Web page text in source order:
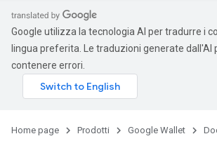
Google utilizza la tecnologia AI per tradurre i
lingua preferita. Le traduzioni generate dall'AI
contenere errori.
Home page Prodotti Google Wallet